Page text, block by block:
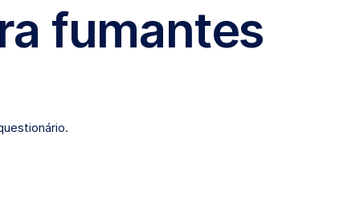
fumantes